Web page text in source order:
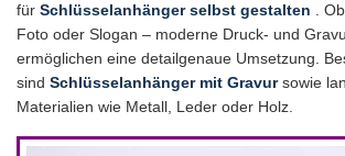
für Schlüsselanhänger selbst gestalten
.
Foto oder Slogan – moderne Druck- und
ermöglichen eine detailgenaue Umsetzung.
sind Schlüsselanhänger mit Gravursowie
Materialien wie Metall, Leder oder Holz.